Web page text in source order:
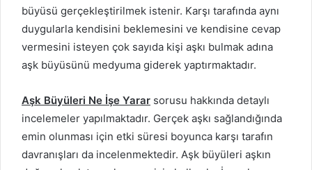
büyüsü gerçekleştirilmek istenir. Karşı tarafında aynı
duygularla kendisini beklemesini ve kendisine cevap
vermesini isteyen çok sayıda kişi aşkı bulmak adına
aşk büyüsünü medyuma giderek yaptırmaktadır.
Aşk Büyüleri Ne İşe Yarar sorusu hakkında detaylı
incelemeler yapılmaktadır. Gerçek aşkı sağlandığında
emin olunması için etki süresi boyunca karşı tarafın
davranışları da incelenmektedir. Aşk büyüleri aşkın